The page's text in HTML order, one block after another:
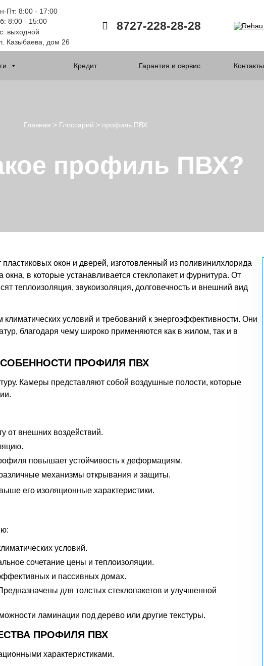
Пт: 8:00 - 17:00
8:00 - 15:00
выходной
Казыбаева, дом 26
8727-228-28-28
Кредит Гарантия и сервис Контакты
Главная > Глоссарий > профиль ПВХ
профиль ПВХ?
окон и дверей, изготовленный из поливинилхлорида
в которые устанавливается стеклопакет и фурнитура. От
теплоизоляция, звукоизоляция, долговечность и внешний вид
условий и требований к энергоэффективности. Они
благодаря чему широко применяются как в жилом, так и в
ПРОФИЛЯ ПВХ
Камеры представляют собой воздушные полости, которые
от внешних воздействий.
повышает устойчивость к деформациям.
механизмы открывания и защиты.
его изоляционные характеристики.
условий.
сочетание цены и теплоизоляции.
и пассивных домах.
для толстых стеклопакетов и улучшенной
ламинации под дерево или другие текстуры.
ПРОФИЛЯ ПВХ
характеристиками.